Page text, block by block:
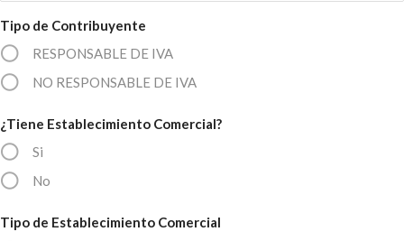
Tipo de Contribuyente
RESPONSABLE DE IVA
NO RESPONSABLE DE IVA
¿Tiene Establecimiento Comercial?
Si
No
Tipo de Establecimiento Comercial